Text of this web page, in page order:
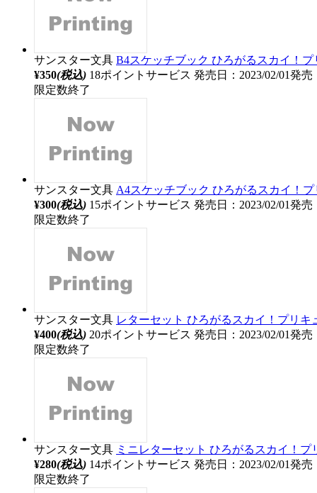
サンスター文具 B4スケッチブック ひろがるスカイ！プ
¥350(税込) 18ポイントサービス 発売日：2023/02/01発売
限定数終了
サンスター文具 A4スケッチブック ひろがるスカイ！プ
¥300(税込) 15ポイントサービス 発売日：2023/02/01発売
限定数終了
サンスター文具 レターセット ひろがるスカイ！プリキ
¥400(税込) 20ポイントサービス 発売日：2023/02/01発売
限定数終了
サンスター文具 ミニレターセット ひろがるスカイ！プ
¥280(税込) 14ポイントサービス 発売日：2023/02/01発売
限定数終了